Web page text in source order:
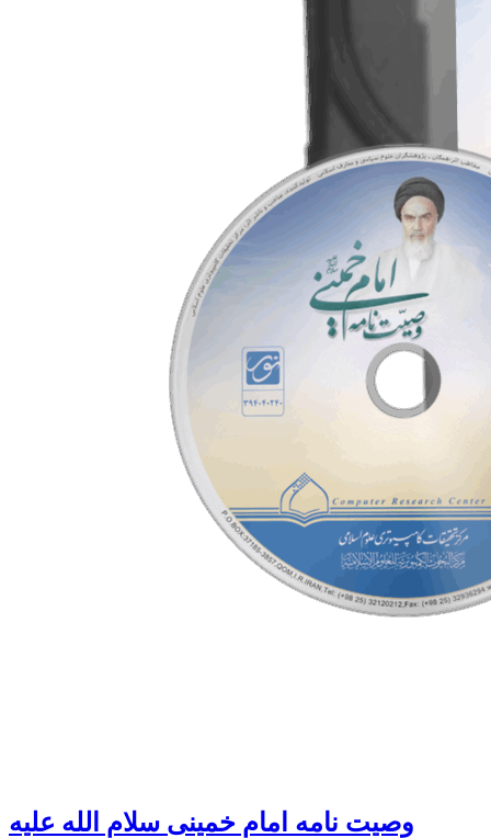
وصیت نامه امام خمینی سلام الله علیه